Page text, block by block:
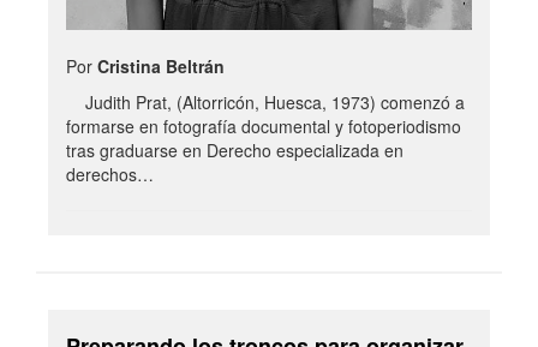
Por Cristina Beltrán
Judith Prat, (Altorricón, Huesca, 1973) comenzó a
formarse en fotografía documental y fotoperiodismo
tras graduarse en Derecho especializada en
derechos…